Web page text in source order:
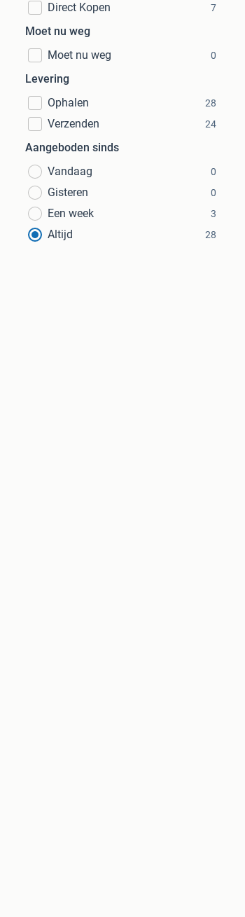
Direct Kopen
7
Moet nu weg
Moet nu weg
0
Levering
Ophalen
28
Verzenden 24
Aangeboden sinds
Vandaag
0
Gisteren 0
Een week 3
Altijd 28